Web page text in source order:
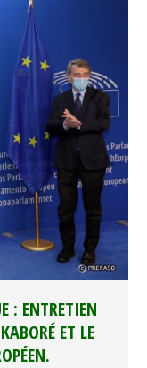
: ENTRETIEN
ET LE